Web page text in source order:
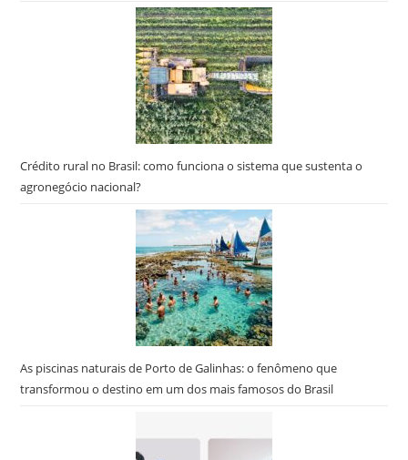
Crédito rural no Brasil: como funciona o sistema que sustenta o
agronegócio nacional?
As piscinas naturais de Porto de Galinhas: o fenômeno que
transformou o destino em um dos mais famosos do Brasil